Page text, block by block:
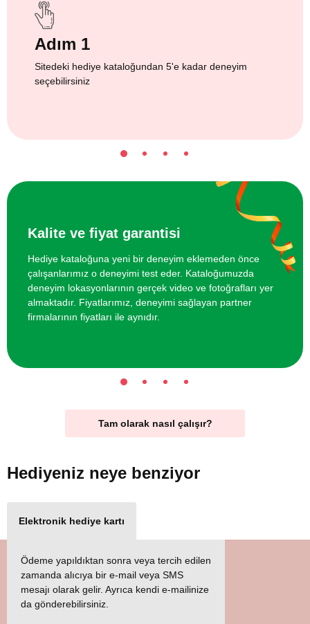
Adım 1
Sitedeki hediye kataloğundan 5'e kadar deneyim
seçebilirsiniz
Kalite ve fiyat garantisi
Hediye kataloğuna yeni bir deneyim eklemeden önce
çalışanlarımız o deneyimi test eder. Kataloğumuzda
deneyim lokasyonlarının gerçek video ve fotoğrafları yer
almaktadır. Fiyatlarımız, deneyimi sağlayan partner
firmalarının fiyatları ile aynıdır.
Tam olarak nasıl çalışır?
Hediyeniz neye benziyor
Elektronik hediye kartı
Ödeme yapıldıktan sonra veya tercih edilen
zamanda alıcıya bir e-mail veya SMS
mesajı olarak gelir. Ayrıca kendi e-mailinize
da gönderebilirsiniz.